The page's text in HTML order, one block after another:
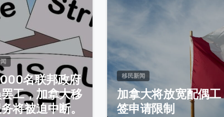
名联邦政府
工，加拿大移
将被迫中断。
移民新闻
加拿大将放宽配偶工
签申请限制